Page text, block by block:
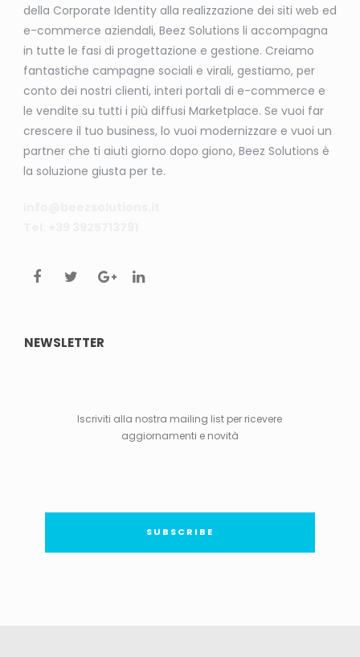
della Corporate Identity alla realizzazione dei siti web ed
e-commerce aziendali, Beez Solutions li accompagna
in tutte le fasi di progettazione e gestione. Creiamo
fantastiche campagne sociali e virali, gestiamo, per
conto dei nostri clienti, interi portali di e-commerce e
le vendite su tutti i più diffusi Marketplace. Se vuoi far
crescere il tuo business, lo vuoi modernizzare e vuoi un
partner che ti aiuti giorno dopo giono, Beez Solutions è
la soluzione giusta per te.
NEWSLETTER
Iscriviti alla nostra mailing list per ricevere
aggiornamenti e novità
SUBSCRIBE